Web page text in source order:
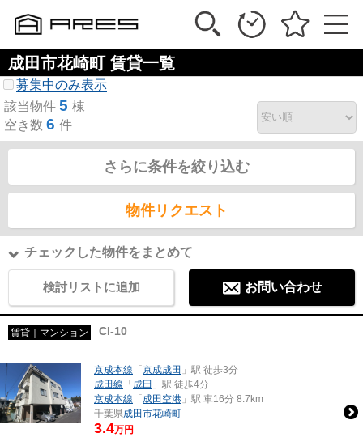
成田市花崎町 賃貸一覧
募集中のみ表示
該当物件 5 棟
空き数 6 件
さらに条件を絞り込む
物件リクエスト
チェックした物件をまとめて
検討リストに追加 お問い合わせ
賃貸｜マンション CI-10
京成本線 「京成成田 」駅 徒歩3分
成田線 「成田 」駅 徒歩4分
京成本線 「成田空港 」駅 車16分 8.7km
千葉県成田市花崎町
3.4万円